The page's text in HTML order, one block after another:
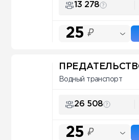
13 278
25 ₽
Водный транспорт
26 508
25 ₽